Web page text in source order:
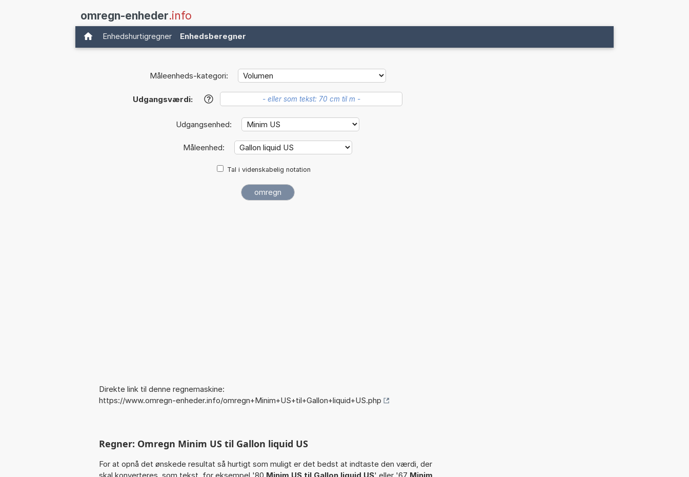
omregn-enheder.info
Enhedshurtigregner Enhedsberegner
Måleenheds-kategori:
Udgangsværdi: ?
Udgangsenhed:
Måleenhed:
Tal i videnskabelig notation
Direkte link til denne regnemaskine:
https://www.omregn-enheder.info/omregn+Minim+US+til+Gallon+liquid+US.php
Regner: Omregn Minim US til Gallon liquid US
For at opnå det ønskede resultat så hurtigt som muligt er det bedst at indtaste den værdi, der
skal konverteres, som tekst, for eksempel '80 Minim US til Gallon liquid US' eller '67 Minim